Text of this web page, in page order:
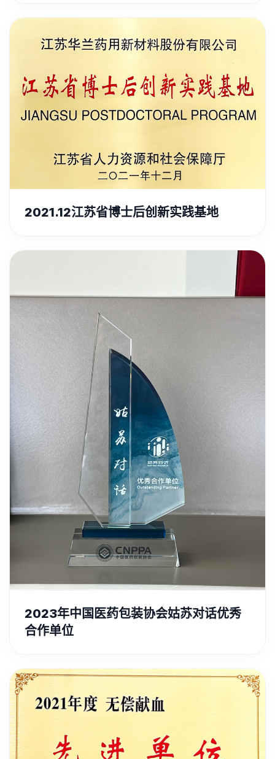
2021.12江苏省博士后创新实践基地
2023年中国医药包装协会姑苏对话优秀
合作单位